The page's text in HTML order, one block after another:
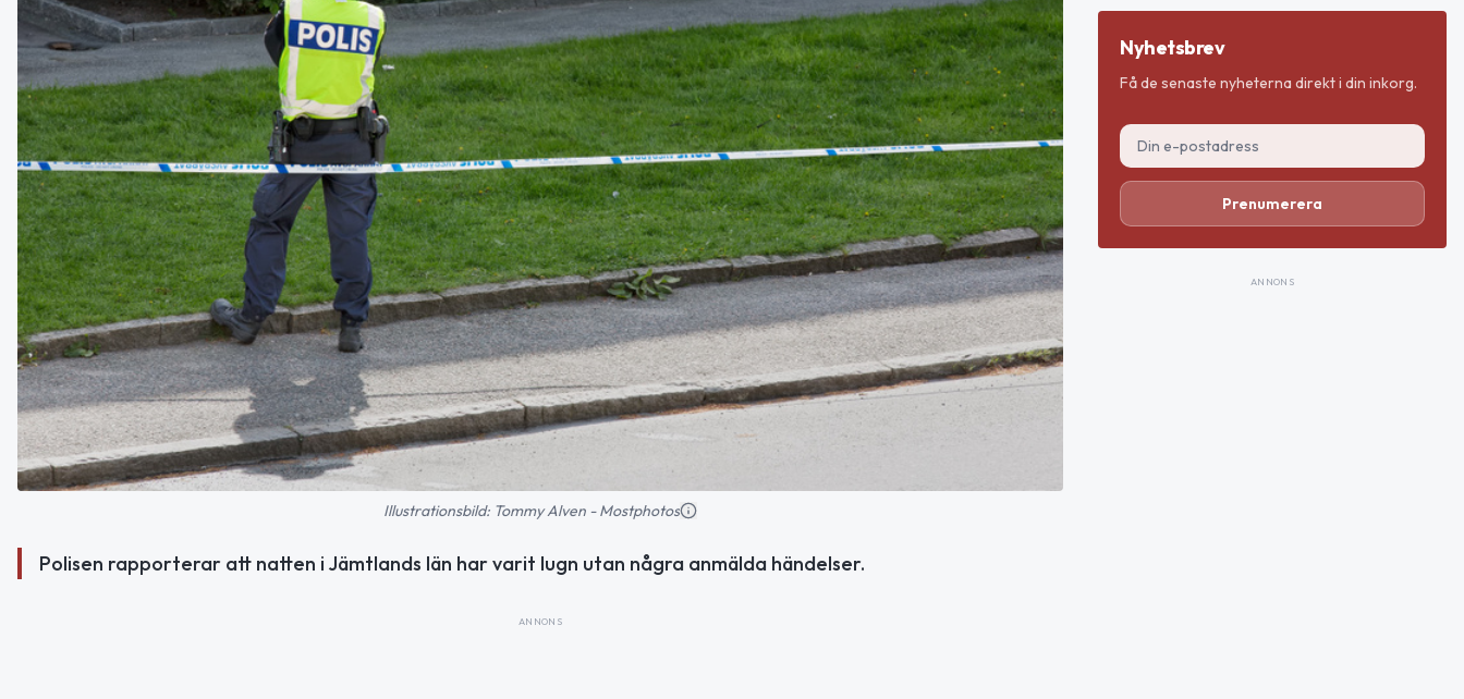
Illustrationsbild: Tommy Alven - Mostphotos
Polisen rapporterar att natten i Jämtlands län har varit lugn utan några anmälda händelser.
ANNONS
Nyhetsbrev
Få de senaste nyheterna direkt i din inkorg.
Prenumerera
ANNONS